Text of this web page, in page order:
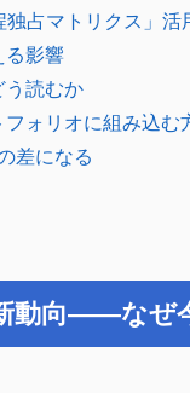
占マトリクス」活
る影響
う読むか
フォリオに組み込む
差になる
動向——なぜ